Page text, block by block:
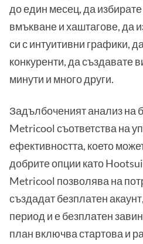
до един месец, да
вмъкване и хаштагове, да
си с интуитивни графики,
конкуренти, да създавате
минути и много други.
Задълбоченият анализ на
Metricool съответства на
ефективността, което
добрите опции като
Metricool позволява на
създадат безплатен
период и е безплатен
план включва стартова и